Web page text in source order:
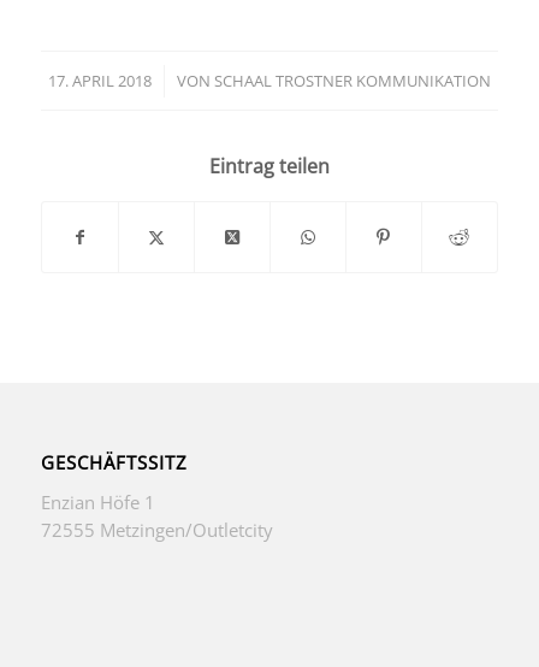
17. APRIL 2018
/ VON SCHAAL TROSTNER KOMMUNIKATION
Eintrag teilen
GESCHÄFTSSITZ
Enzian Höfe 1
72555 Metzingen/Outletcity